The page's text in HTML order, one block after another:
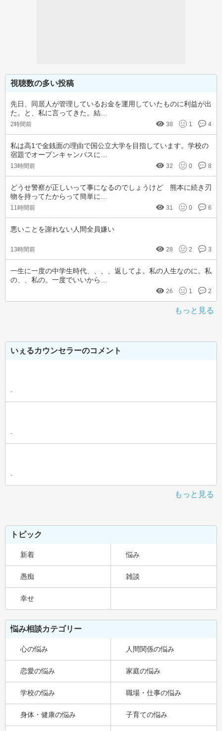
視聴数の多い投稿
先日、同居人が管理しているお金を運用していたものに利益が出
た。と、私に言ってきた。結…
2時間前 38 1 4
私は高1で金銭面の理由で国公立大学を目指しています。学校の
宿題でオープンキャンパスに…
13時間前 32 0 8
どうせ警察が正しいって事になるのでしょうけど　熊本に続き刃
物を持ってたからって簡単に…
11時間前 31 0 6
悪いことを謝れない人間全員嫌い
13時間前 28 2 3
一生に一度の中学生時代、、、、返してよ。私の人生なのに。私
の、、私の。一度でいいから…
26 1 2
もっと見る
いぇるカウンセラーのコメント
-
-
-
もっと見る
トピック
新着 悩み
愚痴 雑談
幸せ
悩み相談カテゴリー
心の悩み 人間関係の悩み
恋愛の悩み 家庭の悩み
学校の悩み 職場・仕事の悩み
身体・健康の悩み 子育ての悩み